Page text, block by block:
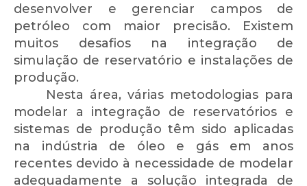
desenvolver e gerenciar campos de
petróleo com maior precisão. Existem
muitos desafios na integração de
simulação de reservatório e instalações de
produção.
Nesta área, várias metodologias para
modelar a integração de reservatórios e
sistemas de produção têm sido aplicadas
na indústria de óleo e gás em anos
recentes devido à necessidade de modelar
adequadamente a solução integrada de